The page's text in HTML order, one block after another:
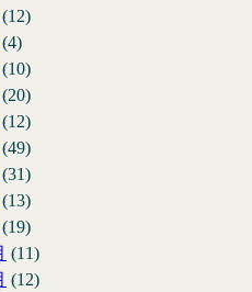
(12)
(4)
(10)
(20)
(12)
(49)
(31)
(13)
(19)
(11)
(12)